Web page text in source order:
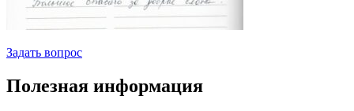
Задать вопрос
Полезная информация